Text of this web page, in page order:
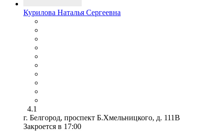
Курилова Наталья Сергеевна
4.1
г. Белгород, проспект Б.Хмельницкого, д. 111В
Закроется в 17:00